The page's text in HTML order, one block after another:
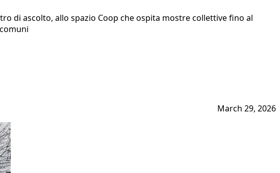
di ascolto, allo spazio Coop che ospita mostre collettive fino al
March 29, 2026